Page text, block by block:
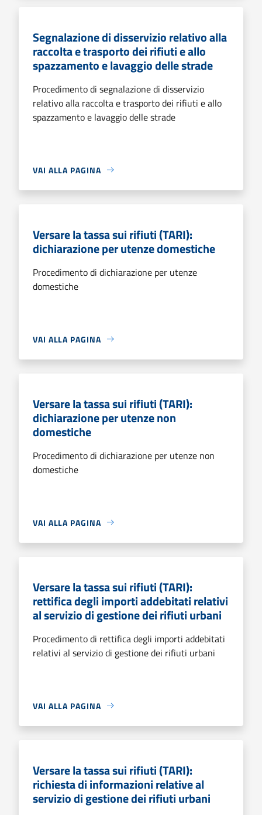
Segnalazione di disservizio relativo alla
raccolta e trasporto dei rifiuti e allo
spazzamento e lavaggio delle strade
Procedimento di segnalazione di disservizio
relativo alla raccolta e trasporto dei rifiuti e allo
spazzamento e lavaggio delle strade
VAI ALLA PAGINA
Versare la tassa sui rifiuti (TARI):
dichiarazione per utenze domestiche
Procedimento di dichiarazione per utenze
domestiche
VAI ALLA PAGINA
Versare la tassa sui rifiuti (TARI):
dichiarazione per utenze non
domestiche
Procedimento di dichiarazione per utenze non
domestiche
VAI ALLA PAGINA
Versare la tassa sui rifiuti (TARI):
rettifica degli importi addebitati relativi
al servizio di gestione dei rifiuti urbani
Procedimento di rettifica degli importi addebitati
relativi al servizio di gestione dei rifiuti urbani
VAI ALLA PAGINA
Versare la tassa sui rifiuti (TARI):
richiesta di informazioni relative al
servizio di gestione dei rifiuti urbani